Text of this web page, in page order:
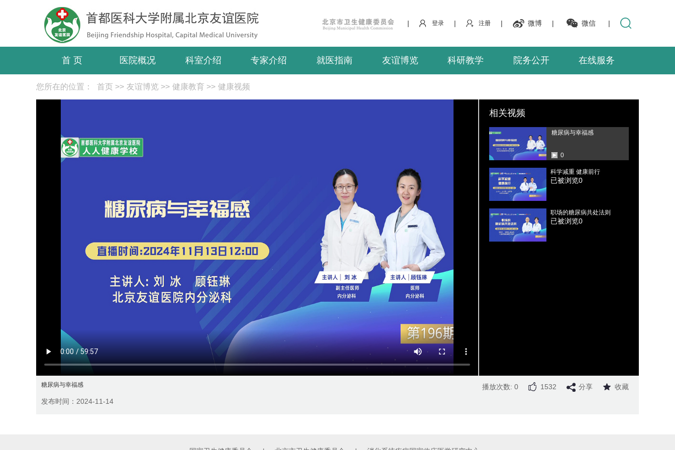
| 登录 | 注册 | 微博 | 微信 |
首 页 医院概况 科室介绍 专家介绍 就医指南 友谊博览 科研教学 院务公开 在线服务
您所在的位置： 首页 >> 友谊博览 >> 健康教育 >> 健康视频
相关视频
糖尿病与幸福感
0
科学减重 健康前行
已被浏览0
职场的糖尿病共处法则
已被浏览0
糖尿病与幸福感 播放次数: 0 1532 分享
收藏
发布时间：2024-11-14